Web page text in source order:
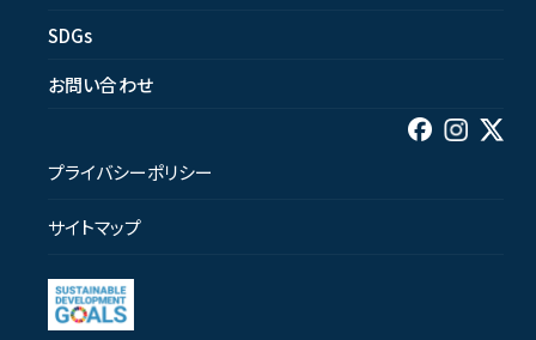
SDGs
お問い合わせ
プライバシーポリシー
サイトマップ